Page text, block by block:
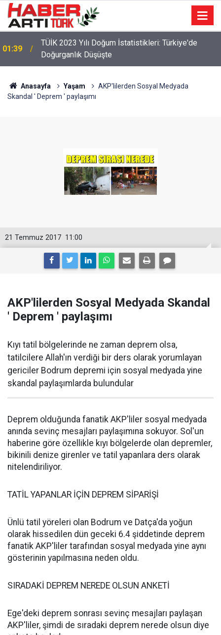
01:39
TÜİK 2023 Yılı Doğum İstatistikleri: Türkiye'de
Doğurganlık Düşüşte
22:47 16 Maddelik Maden Kanunu Teklif Kabul Edildi
Anasayfa Yaşam
AKP'lilerden Sosyal Medyada
Skandal ' Deprem ' paylaşımı
11:00
21 Temmuz 2017
AKP'lilerden Sosyal Medyada Skandal
' Deprem ' paylaşımı
Kıyı tatil bölgelerinde ne zaman deprem olsa,
tatilcilere Allah'ın verdiği bir ders olarak yorumlayan
gericiler Bodrum depremi için sosyal medyada yine
skandal paylaşımlarda bulundular
Deprem olduğunda fanatik AKP'liler sosyal medyada
anında sevinç mesajları paylaşımına sokuyor. Sol'un
haberine göre özellikle kıyı bölgelerde olan depremler,
bikinili denize girenler ve tatil yapanlara ders olarak
nitelendiriliyor.
TATİL YAPANLAR İÇİN DEPREM SİPARİŞİ
Ünlü tatil yöreleri olan Bodrum ve Datça'da yoğun
olarak hissedilen dün geceki 6.4 şiddetinde deprem
fanatik AKP'liler tarafından sosyal medyada yine aynı
gösterinin yapılmasına neden oldu.
SIRADAKİ DEPREM NEREDE OLSUN ANKETİ
Ege'deki deprem sonrası sevinç mesajları paylaşan
AKP'liler, şimdi de sıradaki deprem nerede olsun diye